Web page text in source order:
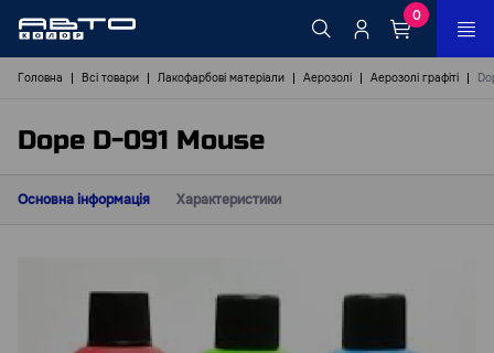
0
Головна Всі товари Лакофарбові матеріали Аерозолі Аерозолі графіті
Dope D-091 Mouse
Основна інформація Характеристики